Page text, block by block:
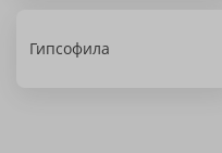
Гипсофила